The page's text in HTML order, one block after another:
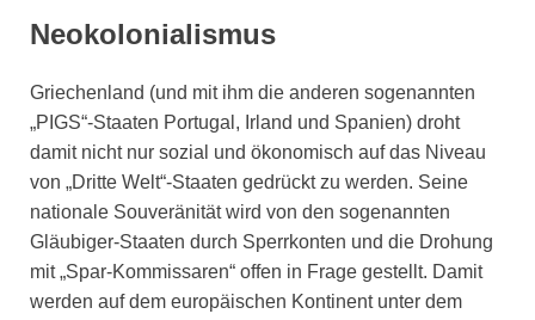
Neokolonialismus
Griechenland (und mit ihm die anderen sogenannten
„PIGS“-Staaten Portugal, Irland und Spanien) droht
damit nicht nur sozial und ökonomisch auf das Niveau
von „Dritte Welt“-Staaten gedrückt zu werden. Seine
nationale Souveränität wird von den sogenannten
Gläubiger-Staaten durch Sperrkonten und die Drohung
mit „Spar-Kommissaren“ offen in Frage gestellt. Damit
werden auf dem europäischen Kontinent unter dem